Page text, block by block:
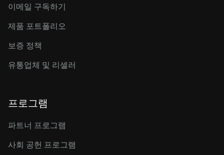
이메일 구독하기
제품 포트폴리오
보증 정책
유통업체 및 리셀러
프로그램
파트너 프로그램
사회 공헌 프로그램